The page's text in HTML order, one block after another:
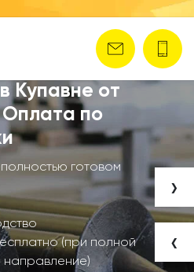
Купавне от
Оплата по
готовом
(при полной
направление)
‹
›